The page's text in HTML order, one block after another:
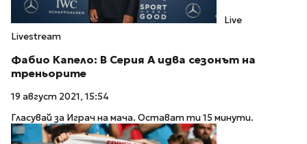
Live
Livestream
Фабио Капело: В Серия А идва сезонът на
треньорите
19 август 2021, 15:54
Гласувай за Играч на мача. Остават ти 15 минути.